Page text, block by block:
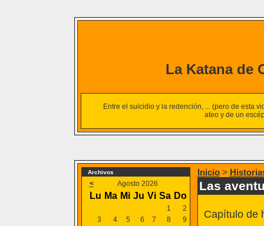
La Katana de
Entre el suicidio y la redención, ... (pero de esta
ateo y de un
Archivos
< Agosto 2026
Lu Ma Mi Ju Vi Sa Do
1
2
3
4 5 6 7 8
9
Inicio>
Las
Capítulo de